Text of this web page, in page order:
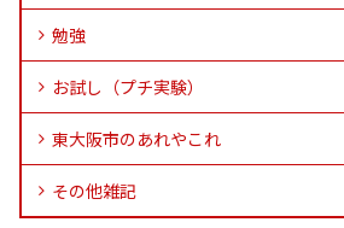
勉強
お試し（プチ実験）
東大阪市のあれやこれ
その他雑記